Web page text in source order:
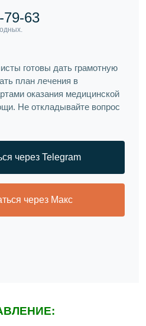
79-63
готовы дать грамотную
план лечения в
оказания медицинской
Не откладывайте вопрос
через Telegram
через Макс